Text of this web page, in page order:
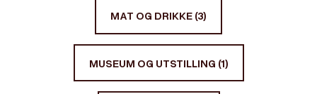
MAT OG DRIKKE (3)
MUSEUM OG UTSTILLING (1)